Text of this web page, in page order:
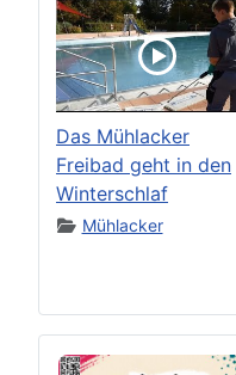
Das Mühlacker
Freibad geht in den
Winterschlaf
Mühlacker